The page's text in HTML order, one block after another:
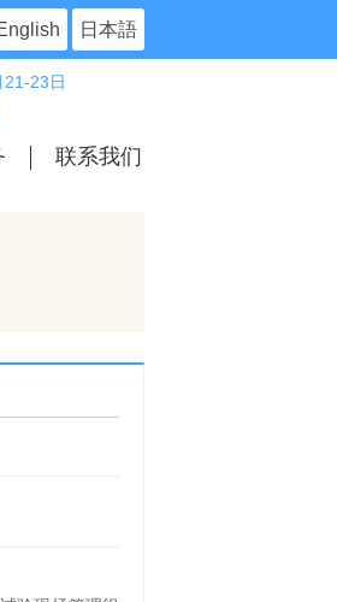
日本語
联系我们
23日